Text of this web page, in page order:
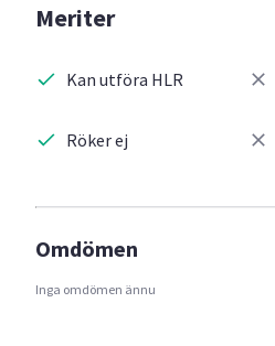
Meriter
Kan utföra HLR
Röker ej
Omdömen
Inga omdömen ännu